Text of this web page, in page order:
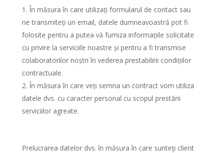
În măsura în care utilizați formularul de contact sau
ne transmiteți un email, datele dumneavoastră pot fi
folosite pentru a putea vă furniza informațiile solicitate
cu privire la serviciile noastre și pentru a fi transmise
colaboratorilor noștri în vederea prestabilirii condițiilor
contractuale.
În măsura în care veți semna un contract vom utiliza
datele dvs. cu caracter personal cu scopul prestării
serviciilor agreate.
Prelucrarea datelor dvs. în măsura în care sunteţi client